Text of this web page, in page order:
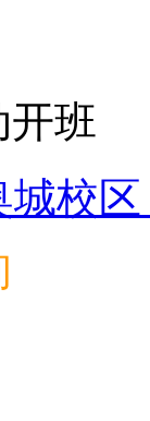
开班
城校区